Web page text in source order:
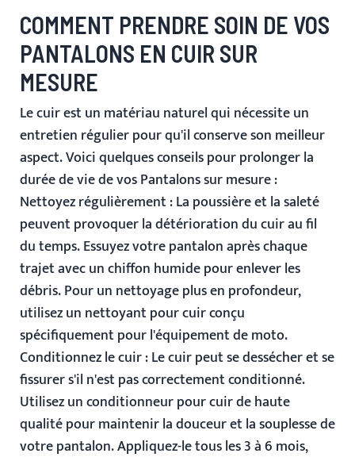
COMMENT PRENDRE SOIN DE VOS
PANTALONS EN CUIR SUR
MESURE
Le cuir est un matériau naturel qui nécessite un
entretien régulier pour qu'il conserve son meilleur
aspect. Voici quelques conseils pour prolonger la
durée de vie de vosPantalonssur mesure :
Nettoyez régulièrement: La poussière et la saleté
peuvent provoquer la détérioration du cuir au fil
du temps. Essuyez votre pantalon après chaque
trajet avec un chiffon humide pour enlever les
débris. Pour un nettoyage plus en profondeur,
utilisez un nettoyant pour cuir conçu
spécifiquement pour l'équipement de moto.
Conditionnez le cuir: Le cuir peut se dessécher et se
fissurer s'il n'est pas correctement conditionné.
Utilisez un conditionneur pour cuir de haute
qualité pour maintenir la douceur et la souplesse de
votre pantalon. Appliquez-le tous les 3 à 6 mois,